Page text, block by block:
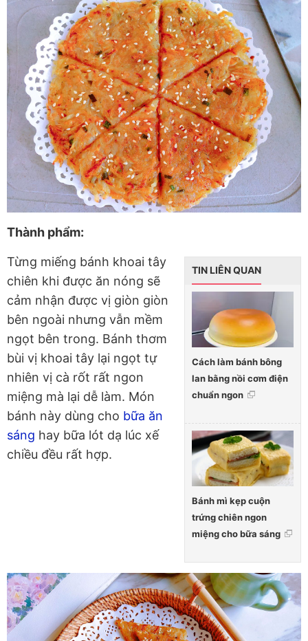
Thành phẩm:
TIN LIÊN QUAN
Cách làm bánh bông
lan bằng nồi cơm điện
chuẩn ngon
Bánh mì kẹp cuộn
trứng chiên ngon
miệng cho bữa sáng
Từng miếng bánh khoai tây
chiên khi được ăn nóng sẽ
cảm nhận được vị giòn giòn
bên ngoài nhưng vẫn mềm
ngọt bên trong. Bánh thơm
bùi vị khoai tây lại ngọt tự
nhiên vị cà rốt rất ngon
miệng mà lại dễ làm. Món
bánh này dùng cho bữa ăn
sáng hay bữa lót dạ lúc xế
chiều đều rất hợp.